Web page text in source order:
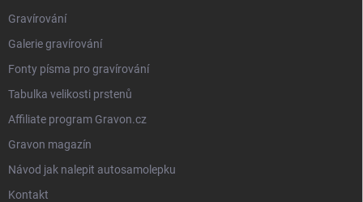
Gravírování
Galerie gravírování
Fonty písma pro gravírování
Tabulka velikosti prstenů
Affiliate program Gravon.cz
Gravon magazín
Návod jak nalepit autosamolepku
Kontakt